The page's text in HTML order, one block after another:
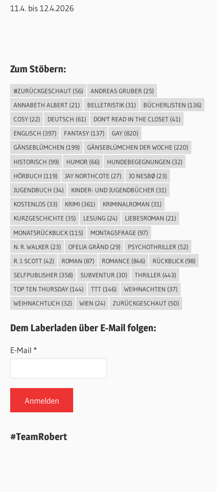
11.4. bis 12.4.2026
Zum Stöbern:
#ZURÜCKGESCHAUT(56) ANDREAS GRUBER (25)
ANNABETH ALBERT(21) BELLETRISTIK(31) BÜCHERLISTEN (136)
COSY(22) DEUTSCH (61) DON'T READ IN THE CLOSET(41)
ENGLISCH (397) FANTASY(137) GAY(820)
GÄNSEBLÜMCHEN (199) GÄNSEBLÜMCHEN DER WOCHE (220)
HISTORISCH (99) HUMOR (66) HUNDEBEGEGNUNGEN (32)
HÖRBUCH (119) JAY NORTHCOTE (27) JO NESBØ(23)
JUGENDBUCH (34) KINDER- UND JUGENDBÜCHER (31)
KOSTENLOS(33) KRIMI(361) KRIMINALROMAN (31)
KURZGESCHICHTE (35) LESUNG(24) LIEBESROMAN (21)
MONATSRÜCKBLICK(115) MONTAGSFRAGE (97)
N. R. WALKER (23) OFELIA GRÄND(29) PSYCHOTHRILLER (52)
R. J. SCOTT(42) ROMAN (87) ROMANCE (846) RÜCKBLICK(98)
SELFPUBLISHER (358) SUBVENTUR (30) THRILLER (443)
TOP TEN THURSDAY(144) TTT(146) WEIHNACHTEN (37)
WEIHNACHTLICH (32) WIEN (24) ZURÜCKGESCHAUT(50)
Dem Laberladen über E-Mail folgen:
E-Mail *
#TeamRobert